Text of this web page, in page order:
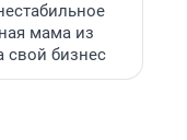
мама из
свой бизнес